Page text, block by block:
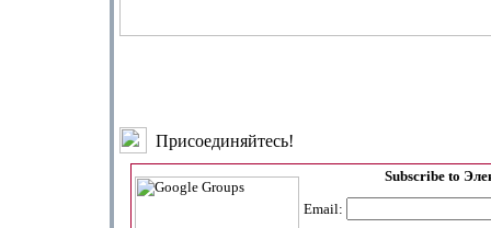
Присоединяйтесь!
Subscribe to
Email: